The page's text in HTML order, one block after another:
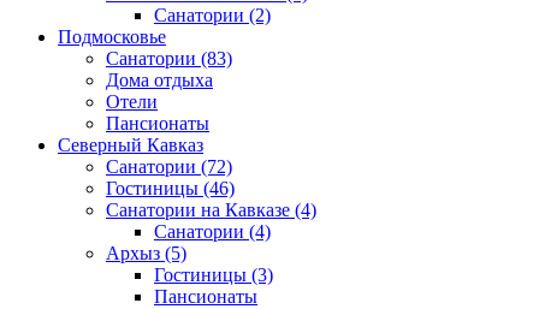
Санатории (2)
Подмосковье
Санатории (83)
Дома отдыха
Отели
Пансионаты
Северный Кавказ
Санатории (72)
Гостиницы (46)
Санатории на Кавказе (4)
Санатории (4)
Архыз (5)
Гостиницы (3)
Пансионаты